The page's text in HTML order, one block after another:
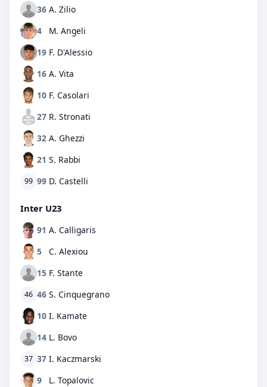
36 A. Zilio
4
M. Angeli
19 F. D'Alessio
16 A. Vita
10 F. Casolari
27 R. Stronati
32 A. Ghezzi
21 S. Rabbi
99 99 D. Castelli
Inter U23
91 A. Calligaris
5
C. Alexiou
15 F. Stante
46 46 S. Cinquegrano
10 I. Kamate
14 L. Bovo
37 37 I. Kaczmarski
9
L. Topalovic